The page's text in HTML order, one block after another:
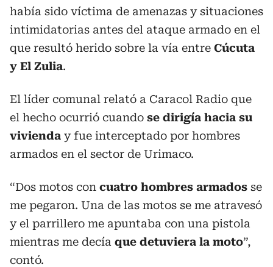
había sido víctima de amenazas y situaciones
intimidatorias antes del ataque armado en el
que resultó herido sobre la vía entre Cúcuta
y El Zulia.
El líder comunal relató a Caracol Radio que
el hecho ocurrió cuando se dirigía hacia su
vivienda y fue interceptado por hombres
armados en el sector de Urimaco.
“Dos motos con cuatro hombres armados se
me pegaron. Una de las motos se me atravesó
y el parrillero me apuntaba con una pistola
mientras me decía que detuviera la moto”,
contó.